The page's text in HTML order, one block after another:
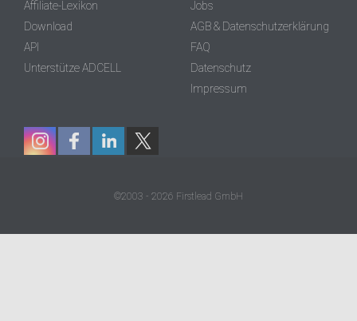
Affiliate-Lexikon
Download
API
Unterstütze ADCELL
Jobs
AGB & Datenschutzerklärung
FAQ
Datenschutz
Impressum
©2003 - 2026 Firstlead GmbH